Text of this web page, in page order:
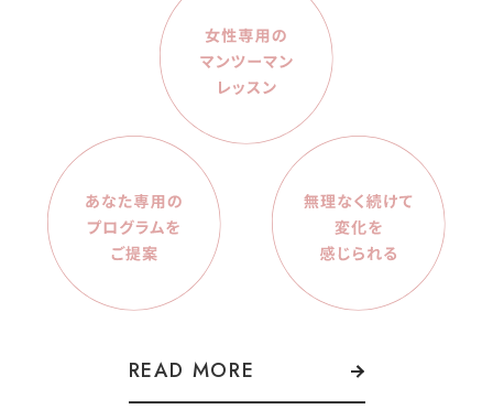
READ MORE